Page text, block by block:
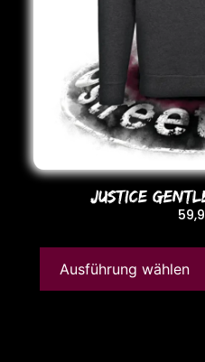
JUSTICE
Ausführung wählen